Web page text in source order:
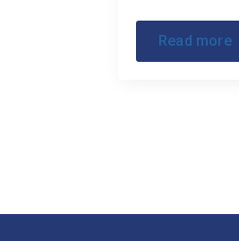
Read more